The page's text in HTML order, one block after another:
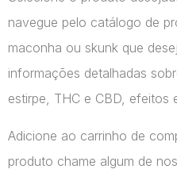
navegue pelo catálogo de
maconha ou skunk que
informações detalhadas
estirpe, THC e CBD, efeitos
Adicione ao carrinho de
produto chame algum de